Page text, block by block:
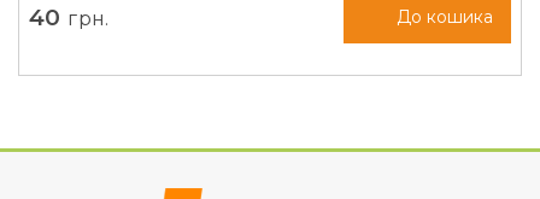
40 грн. До кошика